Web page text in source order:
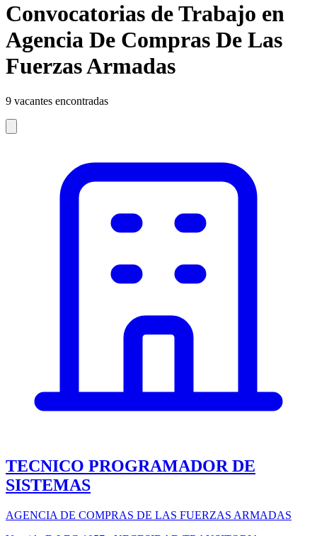
Convocatorias de Trabajo en
Agencia De Compras De Las
Fuerzas Armadas
9 vacantes encontradas
TECNICO PROGRAMADOR DE
SISTEMAS
AGENCIA DE COMPRAS DE LAS FUERZAS ARMADAS